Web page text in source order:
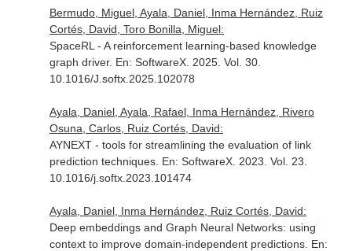
Bermudo, Miguel, Ayala, Daniel, Inma Hernández, Ruiz
Cortés, David, Toro Bonilla, Miguel:
SpaceRL - A reinforcement learning-based knowledge
graph driver. En: SoftwareX. 2025. Vol. 30.
10.1016/J.softx.2025.102078
Ayala, Daniel, Ayala, Rafael, Inma Hernández, Rivero
Osuna, Carlos, Ruiz Cortés, David:
AYNEXT - tools for streamlining the evaluation of link
prediction techniques. En: SoftwareX. 2023. Vol. 23.
10.1016/j.softx.2023.101474
Ayala, Daniel, Inma Hernández, Ruiz Cortés, David:
Deep embeddings and Graph Neural Networks: using
context to improve domain-independent predictions. En: